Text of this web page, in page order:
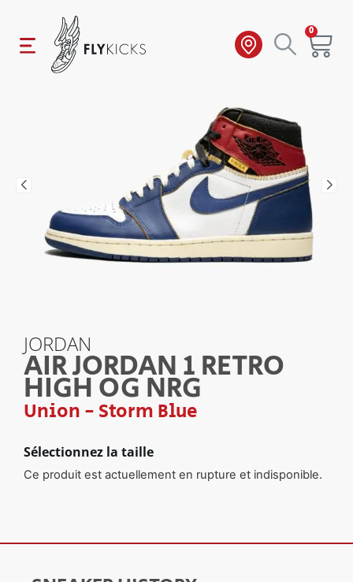
0
JORDAN
AIR JORDAN 1 RETRO
HIGH OG NRG
Union - Storm Blue
Sélectionnez la taille
Ce produit est actuellement en rupture et indisponible.